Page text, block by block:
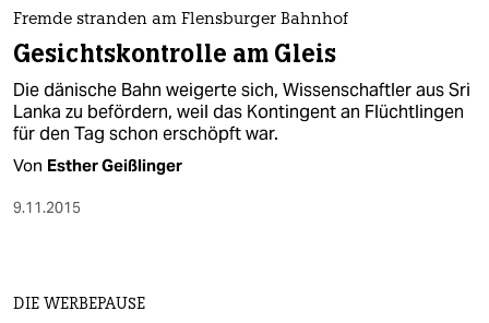
Fremde stranden am Flensburger Bahnhof
Gesichtskontrolle am Gleis
Die dänische Bahn weigerte sich, Wissenschaftler aus Sri
Lanka zu befördern, weil das Kontingent an Flüchtlingen
für den Tag schon erschöpft war.
Von Esther Geißlinger
9.11.2015
DIE WERBEPAUSE